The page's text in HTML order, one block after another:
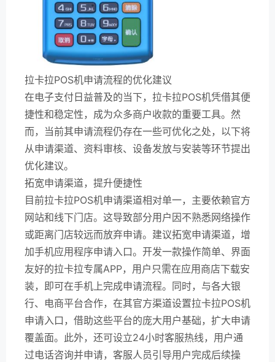
拉卡拉POS机申请流程的优化建议
在电子支付日益普及的当下，拉卡拉POS机凭借其便
捷性和稳定性，成为众多商户收款的重要工具。然
而，当前其申请流程仍存在一些可优化之处，以下将
从申请渠道、资料审核、设备发放与安装等环节提出
优化建议。
拓宽申请渠道，提升便捷性
目前拉卡拉POS机申请渠道相对单一，主要依赖官方
网站和线下门店。这导致部分用户因不熟悉网络操作
或距离门店较远而放弃申请。建议拓宽申请渠道，增
加手机应用程序申请入口。开发一款操作简单、界面
友好的拉卡拉专属APP，用户只需在应用商店下载安
装，即可在手机上完成申请流程。同时，与各大银
行、电商平台合作，在其官方渠道设置拉卡拉POS机
申请入口，借助这些平台的庞大用户基础，扩大申请
覆盖面。此外，还可设立24小时客服热线，用户通
过电话咨询并申请，客服人员引导用户完成后续操